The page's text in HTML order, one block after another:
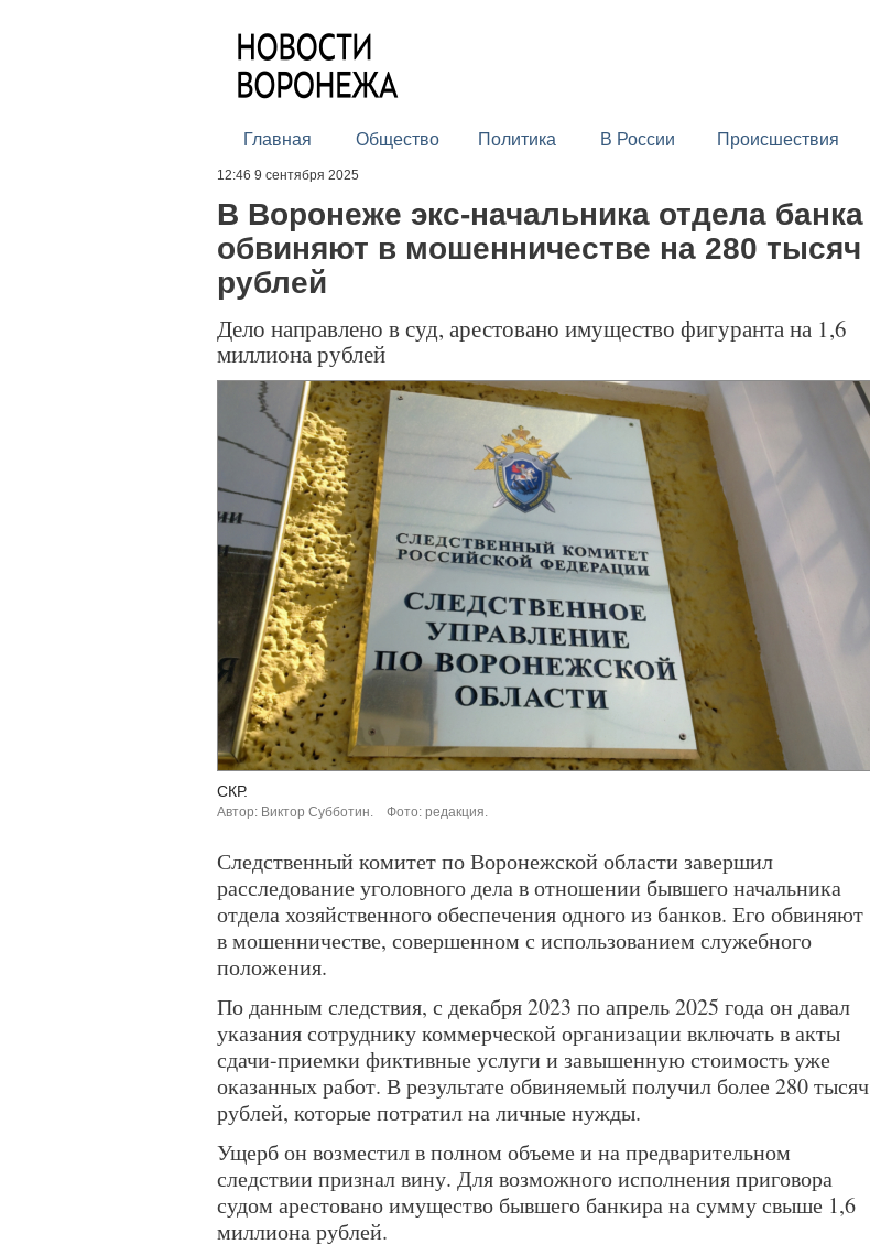
Главная Общество Политика В России Происшествия
12:46 9 сентября 2025
В Воронеже экс-начальника отдела банка
обвиняют в мошенничестве на 280 тысяч
рублей
Дело направлено в суд, арестовано имущество фигуранта на 1,6
миллиона рублей
СКР.
Автор: Виктор Субботин. Фото: редакция.
Следственный комитет по Воронежской области завершил
расследование уголовного дела в отношении бывшего начальника
отдела хозяйственного обеспечения одного из банков. Его обвиняют
в мошенничестве, совершенном с использованием служебного
положения.
По данным следствия, с декабря 2023 по апрель 2025 года он давал
указания сотруднику коммерческой организации включать в акты
сдачи-приемки фиктивные услуги и завышенную стоимость уже
оказанных работ. В результате обвиняемый получил более 280 тысяч
рублей, которые потратил на личные нужды.
Ущерб он возместил в полном объеме и на предварительном
следствии признал вину. Для возможного исполнения приговора
судом арестовано имущество бывшего банкира на сумму свыше 1,6
миллиона рублей.